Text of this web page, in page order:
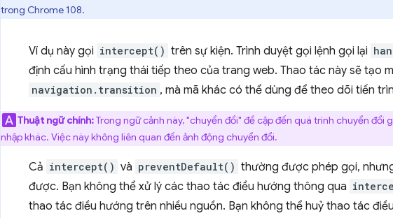
trong Chrome 108.
Ví dụ này gọi intercept() trên sự kiện. Trình duyệt gọi lệnh gọi lại
định cấu hình trạng thái tiếp theo của trang web. Thao tác này sẽ tạo
navigation.transition , mà mã khác có thể dùng để theo dõi tiến
Thuật ngữ chính:Trong ngữ cảnh này, "chuyển đổi" đề cập đến quá trình chuyển
nhập khác. Việc này không liên quan đến ảnh động chuyển đổi.
Cả intercept() và preventDefault() thường được phép gọi,
được. Bạn không thể xử lý các thao tác điều hướng thông qua
thao tác điều hướng trên nhiều nguồn. Bạn không thể huỷ thao tác